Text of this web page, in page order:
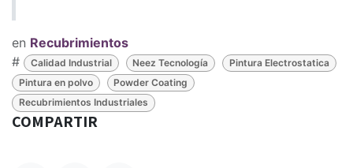
en Recubrimientos
#
Calidad Industrial Neez Tecnología
Pintura Electrostatica
Pintura en polvo
Powder Coating
Recubrimientos Industriales
COMPARTIR